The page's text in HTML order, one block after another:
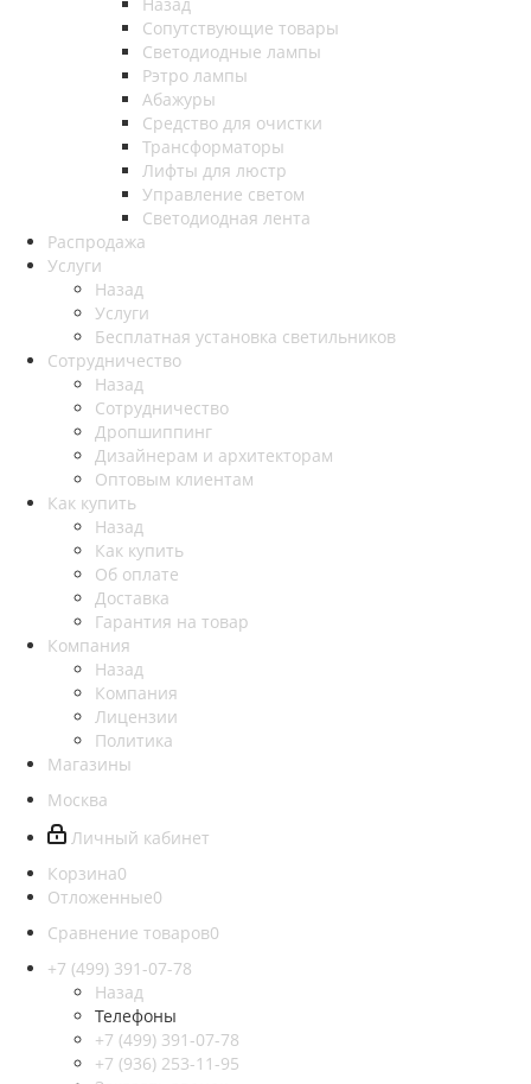
Сопутствующие товары
Светодиодные лампы
Рэтро лампы
Абажуры
Средство для очистки
Трансформаторы
Лифты для люстр
Управление светом
Светодиодная лента
Распродажа
Услуги
Назад
Услуги
Бесплатная установка светильников
Сотрудничество
Назад
Сотрудничество
Дропшиппинг
Дизайнерам и архитекторам
Оптовым клиентам
Как купить
Назад
Как купить
Об оплате
Доставка
Гарантия на товар
Компания
Назад
Компания
Лицензии
Политика
Магазины
Москва
Личный кабинет
Корзина0
Отложенные0
Сравнение товаров0
+7 (499) 391-07-78
Назад
Телефоны
+7 (499) 391-07-78
+7 (936) 253-11-95